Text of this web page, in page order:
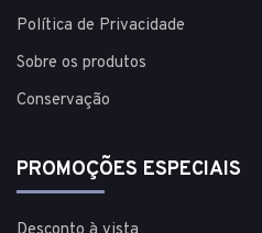
Política de Privacidade
Sobre os produtos
Conservação
PROMOÇÕES ESPECIAIS